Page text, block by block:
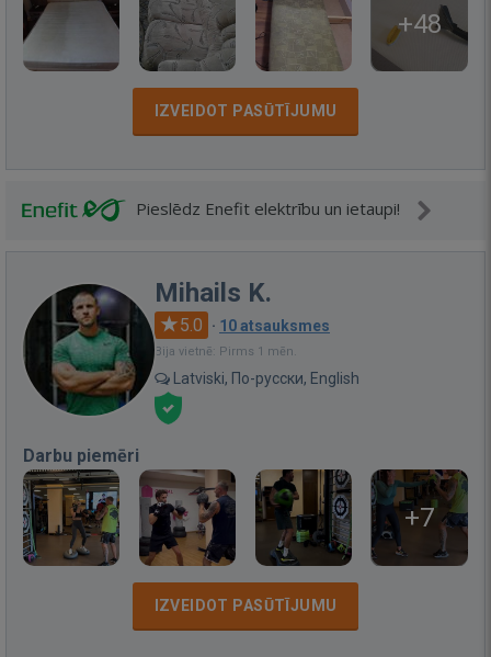
+48
IZVEIDOT PASŪTĪJUMU
Pieslēdz Enefit elektrību un ietaupi!
Mihails K.
5.0 · 10 atsauksmes
Bija vietnē: Pirms 1 mēn.
Latviski, По-русски, English
Darbu piemēri
+7
IZVEIDOT PASŪTĪJUMU